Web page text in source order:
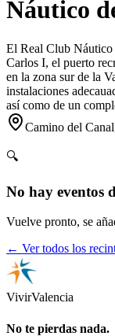
Náutico
El Real Club Náutico
Carlos I, el puerto
en la zona sur de la
instalaciones
así como de un
Camino del
🔍
No hay eventos
Vuelve pronto, se
← Ver todos los
VivirValencia
No te pierdas nada.